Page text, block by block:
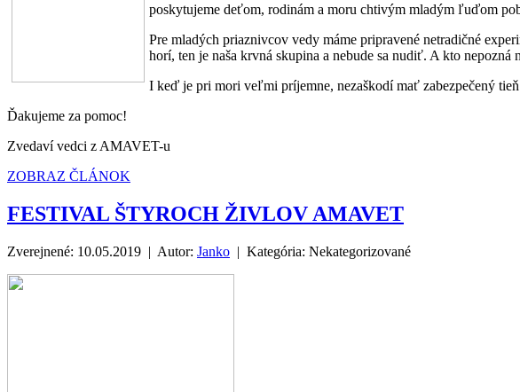
poskytujeme deťom, rodinám a moru chtivým mladým ľuďom
Pre mladých priaznivcov vedy máme pripravené netradičné
horí, ten je naša krvná skupina a nebude sa nudiť. A kto nepozná
I keď je pri mori veľmi príjemne, nezaškodí mať zabezpečený tieň
Ďakujeme za pomoc!
Zvedaví vedci z AMAVET-u
ZOBRAZ ČLÁNOK
FESTIVAL ŠTYROCH ŽIVLOV AMAVET
Zverejnené: 10.05.2019 | Autor: Janko | Kategória: Nekategorizované